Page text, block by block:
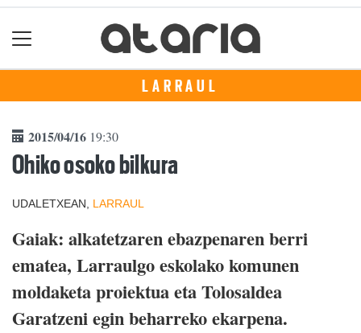
LARRAUL
2015/04/16 19:30
Ohiko osoko bilkura
UDALETXEAN, LARRAUL
Gaiak: alkatetzaren ebazpenaren berri
ematea, Larraulgo eskolako komunen
moldaketa proiektua eta Tolosaldea
Garatzeni egin beharreko ekarpena.